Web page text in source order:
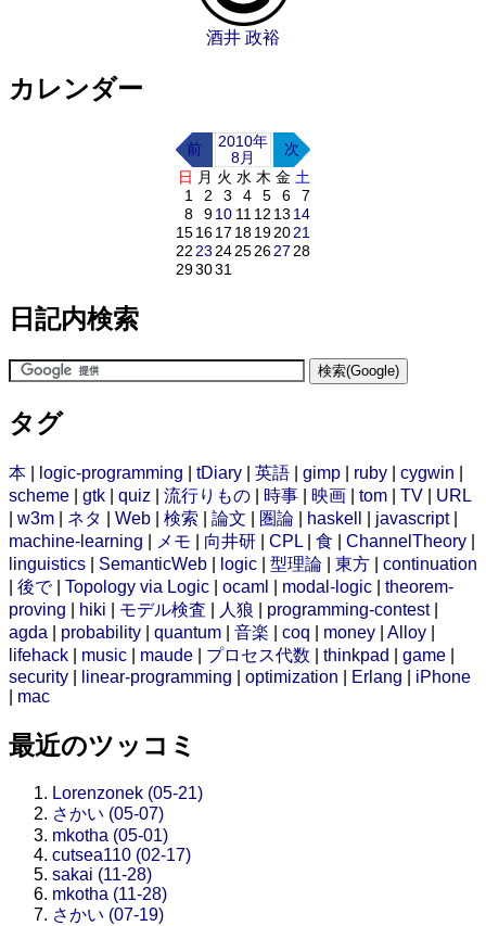
酒井 政裕
カレンダー
前
2010年
8月
次
日 月 火 水 木 金 土
1
2 3 4 5 6
7
8
910 11 12 13 14
151617 18192021
22 23 24252627 28
293031
日記内検索
タグ
本 logic-programming tDiary 英語 gimp ruby cygwin
scheme
gtk quiz 流行りもの 時事 映画 tom TV
URL
w3m ネタ Web 検索 論文 圏論 haskell javascript|
machine-learning
メモ 向井研 CPL 食 ChannelTheory
linguistics
SemanticWeb logic 型理論 東方
continuation
後で| Topology via Logic ocaml modal-logic
theorem-
proving
hiki モデル検査 人狼 programming-contest|
agda
probability quantum 音楽 coq money Alloy
lifehack
music maude プロセス代数 thinkpad game
security
linear-programming optimization Erlang
iPhone
mac
最近のツッコミ
Lorenzonek (05-21)
さかい (05-07)
mkotha (05-01)
cutsea110 (02-17)
sakai (11-28)
mkotha (11-28)
さかい (07-19)